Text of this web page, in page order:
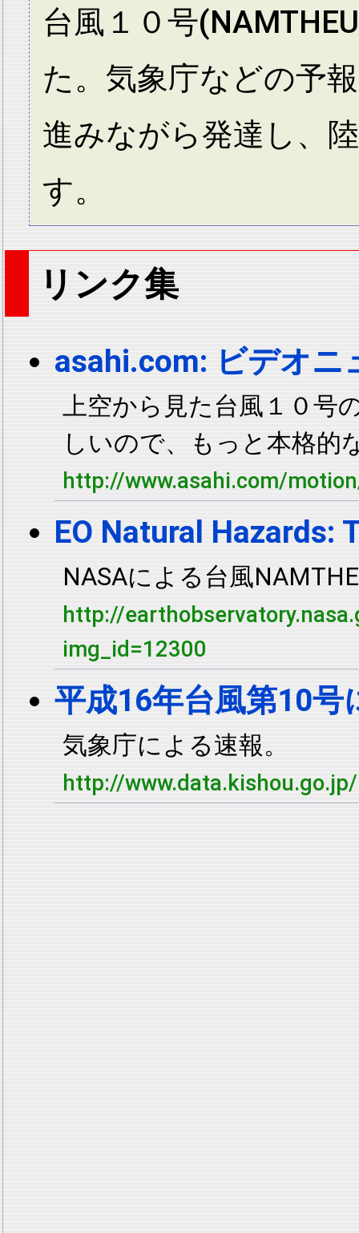
台風１０号
た。気象庁などの予
進みながら発達し、
す。
リンク集
asahi.com: ビデオニ
上空から見た台風１０号
しいので、もっと本格的
http://www.asahi.com/
EO Natural Hazards:
NASAによる台風
http://
img_id=12300
平成16年台風第10
気象庁による速報。
http://